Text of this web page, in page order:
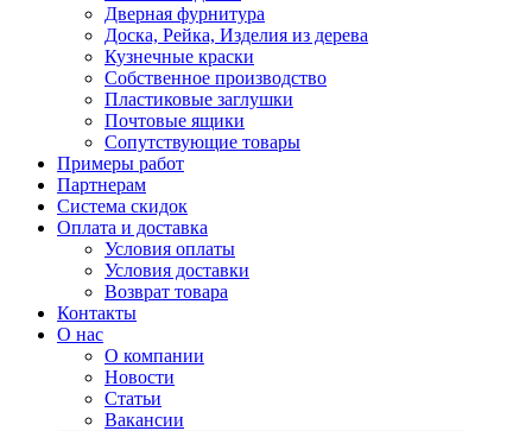
Дверная фурнитура
Доска, Рейка, Изделия из дерева
Кузнечные краски
Собственное производство
Пластиковые заглушки
Почтовые ящики
Сопутствующие товары
Примеры работ
Партнерам
Система скидок
Оплата и доставка
Условия оплаты
Условия доставки
Возврат товара
Контакты
О нас
О компании
Новости
Статьи
Вакансии